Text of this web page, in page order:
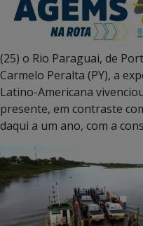
(25) o Rio Paraguai, de
Carmelo Peralta (PY), a
Latino-Americana
presente, em contraste
daqui a um ano, com a